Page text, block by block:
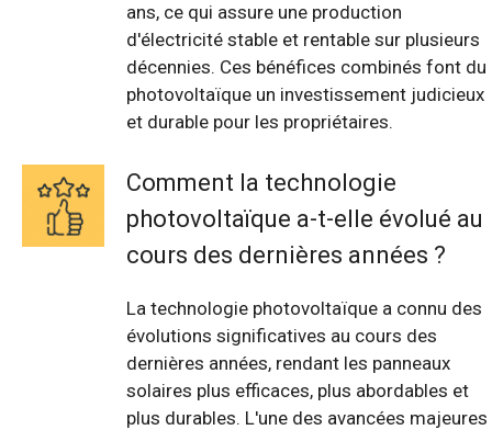
ans, ce qui assure une production
d'électricité stable et rentable sur plusieurs
décennies. Ces bénéfices combinés font du
photovoltaïque un investissement judicieux
et durable pour les propriétaires.
Comment la technologie
photovoltaïque a-t-elle évolué au
cours des dernières années ?
La technologie photovoltaïque a connu des
évolutions significatives au cours des
dernières années, rendant les panneaux
solaires plus efficaces, plus abordables et
plus durables. L'une des avancées majeures